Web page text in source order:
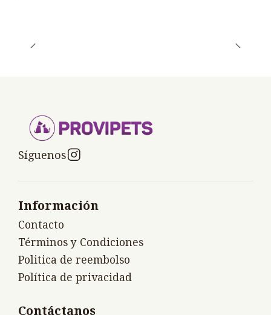
Síguenos
Información
Contacto
Términos y Condiciones
Politica de reembolso
Política de privacidad
Contáctanos